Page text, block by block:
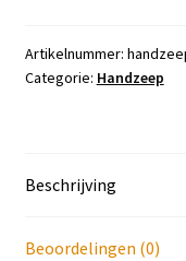
300
ML
Artikelnummer:
Categorie: Handzeep
Beschrijving
Beoordelingen (0)